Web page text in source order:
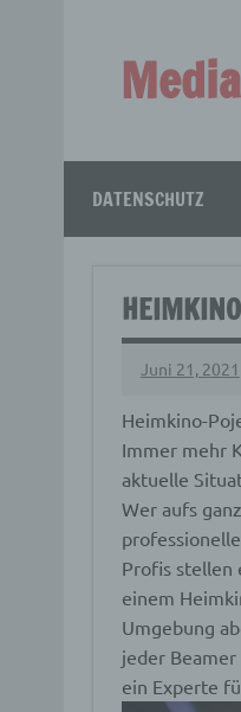
Media
DATENSCHUTZ
Juni 21, 2021
Heimkino-
Immer mehr
aktuelle
Wer aufs
Profis stellen
einem
Umgebung
jeder
ein Experte